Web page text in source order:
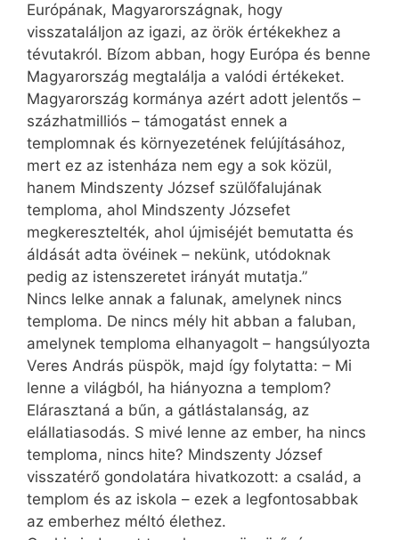
Európának, Magyar­országnak, hogy
visszataláljon az igazi, az örök értékekhez a
tévutakról. Bízom abban, hogy Európa és benne
Magyarország megtalálja a valódi értékeket.
Magyarország kormánya azért adott jelentős –
százhatmilliós – támogatást ennek a
templomnak és környezetének felújításához,
mert ez az istenháza nem egy a sok közül,
hanem Mindszenty József szülőfalujának
temploma, ahol Mindszenty Józsefet
megkeresztelték, ahol újmiséjét bemutatta és
áldását adta övéinek – nekünk, utódoknak
pedig az istenszeretet irányát mutatja.”
Nincs lelke annak a falunak, amelynek nincs
temploma. De nincs mély hit abban a faluban,
amelynek temploma elhanyagolt – hangsúlyozta
Veres András püspök, majd így folytatta: – Mi
lenne a világból, ha hiányozna a templom?
Elárasztaná a bűn, a gátlástalanság, az
elállatiasodás. S mivé lenne az ember, ha nincs
temploma, nincs hite? Mindszenty József
visszatérő gondolatára hivatkozott: a család, a
templom és az iskola – ezek a legfontosabbak
az emberhez méltó élethez.